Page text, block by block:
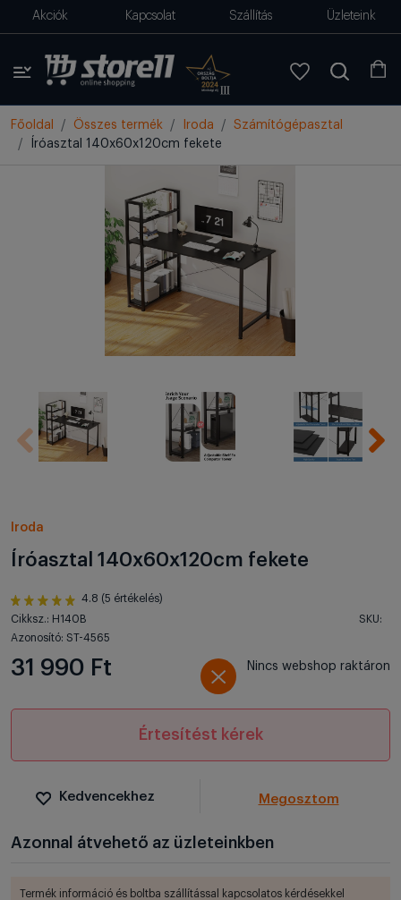
Akciók Kapcsolat Szállítás Üzleteink
Főoldal Összes termék Iroda
Számítógépasztal
Íróasztal 140x60x120cm fekete
Iroda
Íróasztal 140x60x120cm fekete
4.8 (5 értékelés)
Cikksz.: H140B
SKU:
Azonosító: ST-4565
31 990 Ft Nincs webshop raktáron
Értesítést kérek
Kedvencekhez Megosztom
Azonnal átvehető az üzleteinkben
Termék információ és boltba szállítással kapcsolatos kérdésekkel